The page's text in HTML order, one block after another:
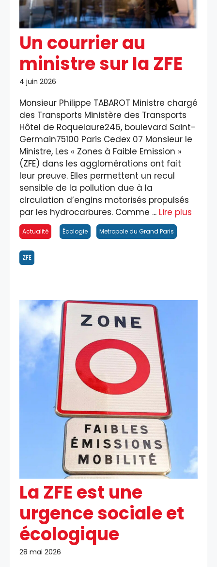
Un courrier au
ministre sur la ZFE
4 juin 2026
Monsieur Philippe TABAROT Ministre chargé
des Transports Ministère des Transports
Hôtel de Roquelaure246, boulevard Saint-
Germain75100 Paris Cedex 07 Monsieur le
Ministre, Les « Zones à Faible Emission »
(ZFE) dans les agglomérations ont fait
leur preuve. Elles permettent un recul
sensible de la pollution due à la
circulation d’engins motorisés propulsés
par les hydrocarbures. Comme ... Lire plus
Actualité Écologie Metropole du Grand Paris
ZFE
La ZFE est une
urgence sociale et
écologique
28 mai 2026